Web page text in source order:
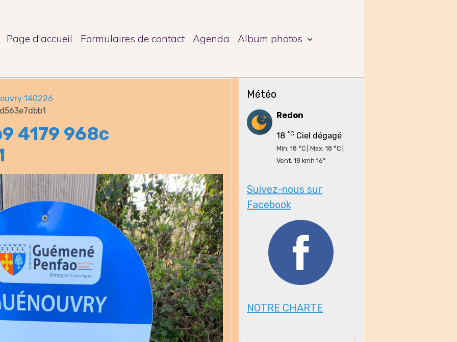
Page d'accueil Formulaires de contact Agenda Album photos
140226
4179 968c
Météo
Redon
18 °C Ciel dégagé
Min: 18 °C | Max: 18 °C |
Vent: 18 kmh 16°
Suivez-nous sur
Facebook
NOTRE CHARTE